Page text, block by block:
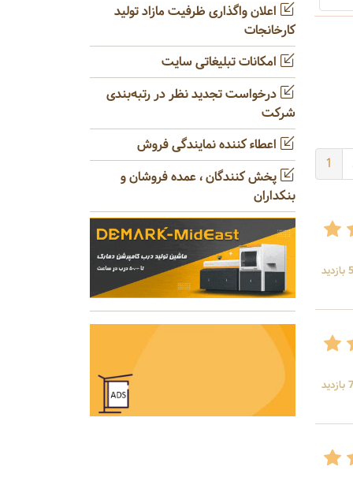
1
اعلان واگذاری ظرفیت مازاد تولید
کارخانجات
امکانات تبلیغاتی سایت
درخواست تجدید نظر در رتبه‌بندی
شرکت
اعطاء کننده نمایندگی فروش
پخش کنندگان ، عمده فروشان و
بنکداران